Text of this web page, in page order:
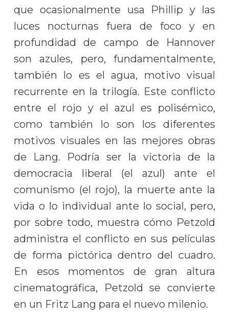
que ocasionalmente usa Phillip y las
luces nocturnas fuera de foco y en
profundidad de campo de Hannover
son azules, pero, fundamentalmente,
también lo es el agua, motivo visual
recurrente en la trilogía. Este conflicto
entre el rojo y el azul es polisémico,
como también lo son los diferentes
motivos visuales en las mejores obras
de Lang. Podría ser la victoria de la
democracia liberal (el azul) ante el
comunismo (el rojo), la muerte ante la
vida o lo individual ante lo social, pero,
por sobre todo, muestra cómo Petzold
administra el conflicto en sus películas
de forma pictórica dentro del cuadro.
En esos momentos de gran altura
cinematográfica, Petzold se convierte
en un Fritz Lang para el nuevo milenio.